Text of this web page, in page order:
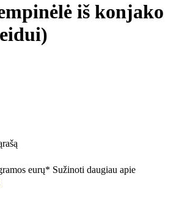
iš konjako
eurų* Sužinoti daugiau apie